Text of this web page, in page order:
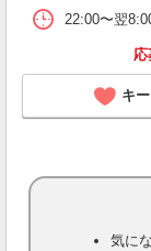
22:00〜翌
応
キ
気に